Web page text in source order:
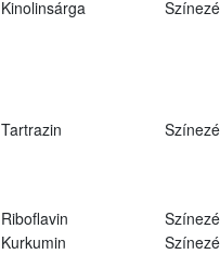
Kinolinsárga
Tartrazin
Riboflavin
Kurkumin